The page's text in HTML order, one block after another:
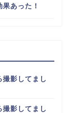
あった！
撮影してまし
撮影してまし